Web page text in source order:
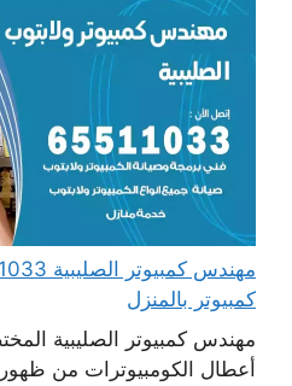
كمبيوتر بالمنزل
مهندس كمبيوتر الصليبية
أعطال الكومبيوترات من